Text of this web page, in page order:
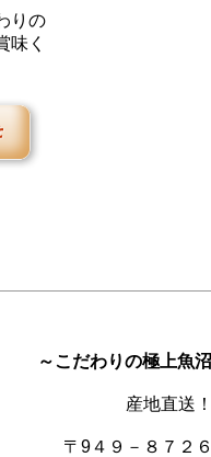
りの
味く
～こだわりの極上魚
産地直送
〒9４９－８７２